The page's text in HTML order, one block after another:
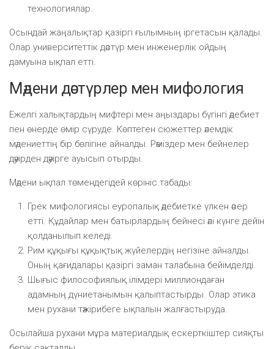
технологиялар.
Осындай жаңалықтар қазіргі ғылымның іргетасын қалады.
Олар университеттік дәстүр мен инженерлік ойдың
дамуына ықпал етті.
Мәдени дәстүрлер мен мифология
Ежелгі халықтардың мифтері мен аңыздары бүгінгі әдебиет
пен өнерде өмір сүруде. Көптеген сюжеттер әлемдік
мәдениеттің бір бөлігіне айналды. Рәміздер мен бейнелер
дәуірден дәуірге ауысып отырды.
Мәдени ықпал төмендегідей көрініс табады:
Грек мифологиясы еуропалық әдебиетке үлкен әсер
етті. Құдайлар мен батырлардың бейнесі әлі күнге дейін
қолданылып келеді.
Рим құқығы құқықтық жүйелердің негізіне айналды.
Оның қағидалары қазіргі заман талабына бейімделді.
Шығыс философиялық ілімдері миллиондаған
адамның дүниетанымын қалыптастырды. Олар этика
мен рухани тәжірибеге ықпалын жалғастыруда.
Осылайша рухани мұра материалдық ескерткіштер сияқты